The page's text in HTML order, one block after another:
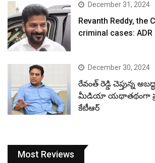
December 31, 2024
Revanth Reddy, the
criminal cases: ADR
December 30, 2024
రేవంత్ రెడ్డి చెప్తున్న
మీడియా యథాతథంగా
కేటీఆర్
Most Reviews